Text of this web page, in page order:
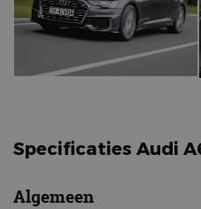
Specificaties Audi
Algemeen